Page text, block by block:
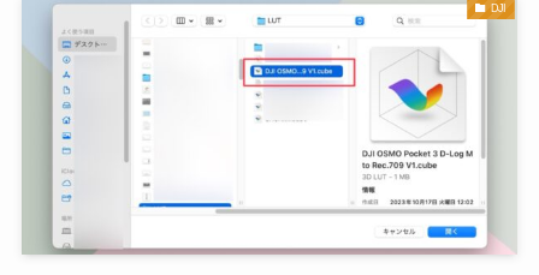
DJI